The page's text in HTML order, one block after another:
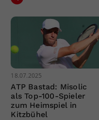
18.07.2025
ATP Bastad: Misolic
als Top-100-Spieler
zum Heimspiel in
Kitzbühel